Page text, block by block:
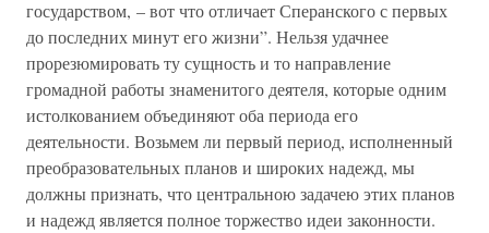
государством, – вот что отличает Сперанского с первых
до последних минут его жизни”. Нельзя удачнее
прорезюмировать ту сущность и то направление
громадной работы знаменитого деятеля, которые одним
истолкованием объединяют оба периода его
деятельности. Возьмем ли первый период, исполненный
преобразовательных планов и широких надежд, мы
должны признать, что центральною задачею этих планов
и надежд является полное торжество идеи законности.